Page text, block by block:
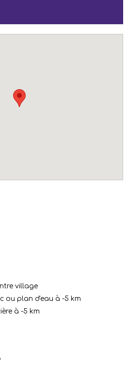
village
ou plan d'eau à -5 km
à -5 km